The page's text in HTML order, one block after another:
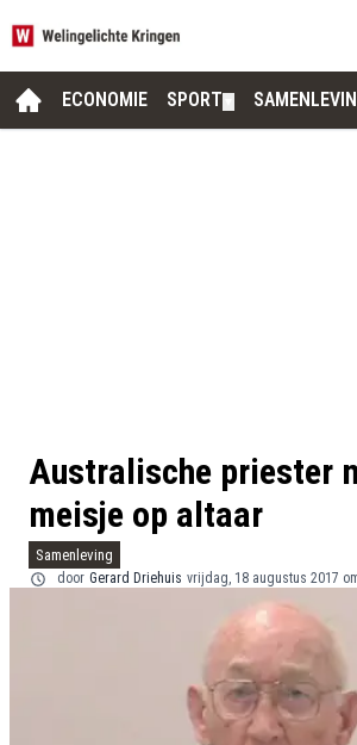
ECONOMIE SPORT
Australische priester
meisje op altaar
Samenleving
door Gerard Driehuis vrijdag, 18 augustus 2017